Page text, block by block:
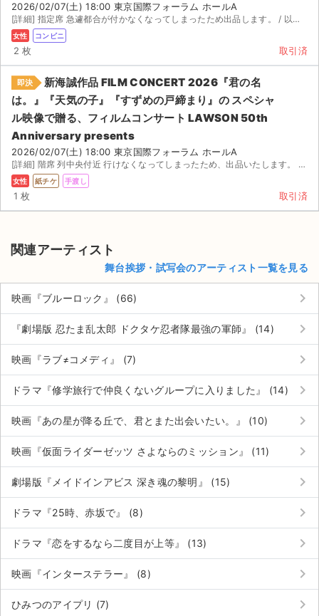
2026/02/07(土) 18:00 東京国際フォーラム ホールA
[詳細] 指定席 急遽都合が付かなくなってしまったため出品します。 / 以降、発券に必要な番号をご...
女性 コンビニ
2 枚 取引済
即決
新海誠作品 FILM CONCERT 2026『君の名
は。』『天気の子』『すずめの戸締まり』の スペシャ
ル映像で贈る、フィルムコンサート LAWSON 50th
Anniversary presents
2026/02/07(土) 18:00 東京国際フォーラム ホールA
[詳細] 階席 列中央付近 行けなくなってしまったため、出品いたします。 本日 時以降、都内(池...
女性 紙チケ 手渡し
1 枚 取引済
関連アーティスト
舞台挨拶・試写会のアーティスト一覧を見る
映画『ブルーロック』 (66) keyboard_arrow_right
『劇場版 忍たま乱太郎 ドクタケ忍者隊最強の軍師』 (14) keyboard_arrow_right
映画『ラブ≠コメディ』 (7) keyboard_arrow_right
ドラマ『修学旅行で仲良くないグループに入りました』 (14) keyboard_arrow_right
映画『あの星が降る丘で、君とまた出会いたい。』 (10) keyboard_arrow_right
映画『仮面ライダーゼッツ さよならのミッション』 (11) keyboard_arrow_right
劇場版『メイドインアビス 深き魂の黎明』 (15) keyboard_arrow_right
ドラマ『25時、赤坂で』 (8) keyboard_arrow_right
ドラマ『恋をするなら二度目が上等』 (13) keyboard_arrow_right
映画『インターステラー』 (8) keyboard_arrow_right
ひみつのアイプリ (7) keyboard_arrow_right